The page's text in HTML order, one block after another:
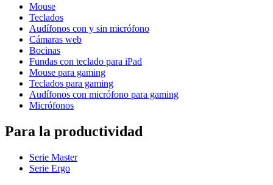
Mouse
Teclados
Audífonos con y sin micrófono
Cámaras web
Bocinas
Fundas con teclado para iPad
Mouse para gaming
Teclados para gaming
Audífonos con micrófono para gaming
Micrófonos
Para la productividad
Serie Master
Serie Ergo